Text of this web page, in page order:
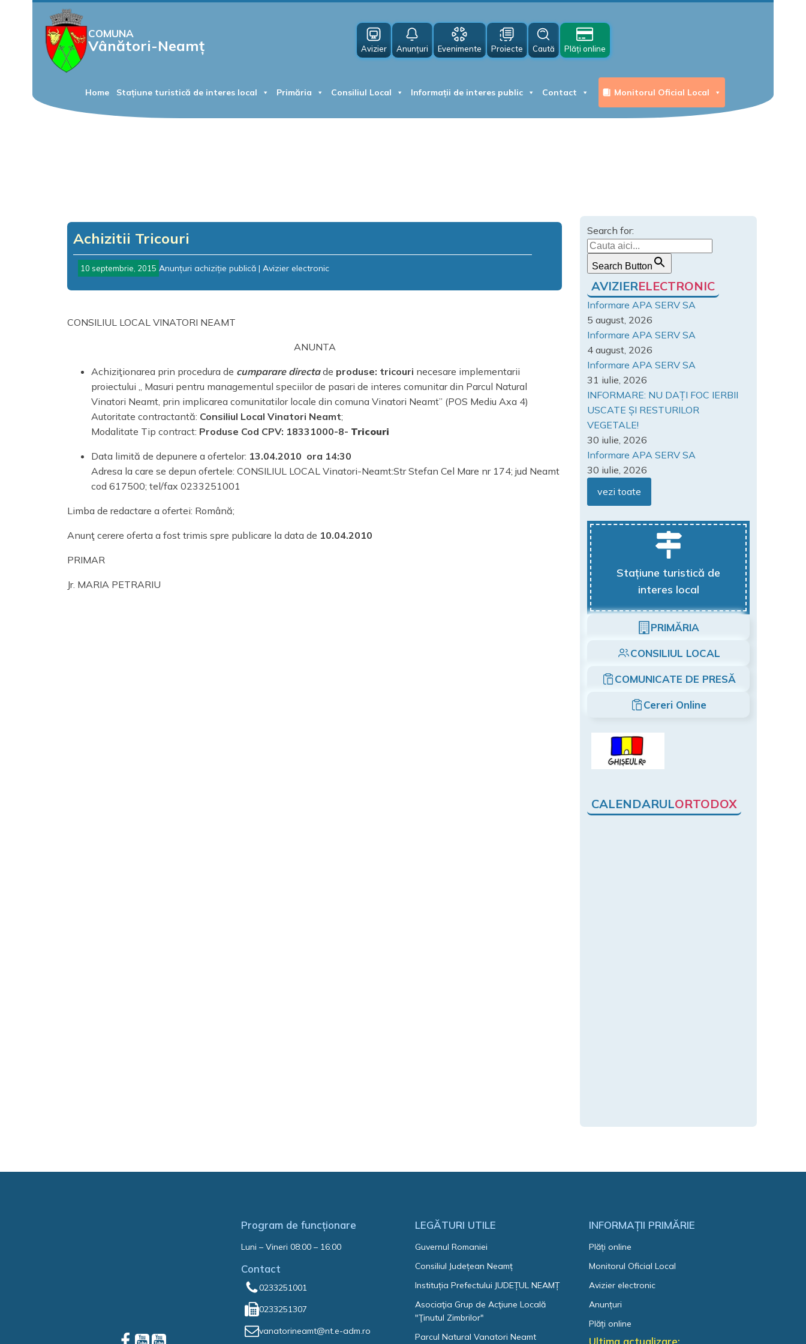
COMUNA
Vânători-Neamț Avizier Anunțuri Evenimente Proiecte Caută Plăți online
Home Stațiune turistică de interes local Primăria Consiliul Local Informații de interes public Contact Monitorul Oficial Local
Achizitii Tricouri
10 septembrie, 2015 Anunțuri achiziție publică | Avizier electronic
CONSILIUL LOCAL VINATORI NEAMT
ANUNTA
Achiziţionarea prin procedura de cumparare directade produse: tricouri necesare implementarii
proiectului „ Masuri pentru managementul speciilor de pasari de interes comunitar din Parcul Natural
Vinatori Neamt, prin implicarea comunitatilor locale din comuna Vinatori Neamt” (POS Mediu Axa 4)
Autoritate contractantă: Consiliul Local Vinatori Neamt;
Modalitate Tip contract: Produse Cod CPV: 18331000-8- Tricouri
Data limită de depunere a ofertelor: 13.04.2010 ora 14:30
Adresa la care se depun ofertele: CONSILIUL LOCAL Vinatori-Neamt:Str Stefan Cel Mare nr 174; jud Neamt
cod 617500; tel/fax 0233251001
Limba de redactare a ofertei: Română;
Anunţ cerere oferta a fost trimis spre publicare la data de 10.04.2010
PRIMAR
Jr. MARIA PETRARIU
Search for:
Search Button
AVIZIERELECTRONIC
Informare APA SERV SA
5 august, 2026
Informare APA SERV SA
4 august, 2026
Informare APA SERV SA
31 iulie, 2026
INFORMARE: NU DAȚI FOC IERBII
USCATE ȘI RESTURILOR
VEGETALE!
30 iulie, 2026
Informare APA SERV SA
30 iulie, 2026
vezi toate
Stațiune turistică de
interes local
PRIMĂRIA
CONSILIUL LOCAL
COMUNICATE DE PRESĂ
Cereri Online
CALENDARULORTODOX
Program de funcționare
Luni – Vineri 08:00 – 16:00
Contact
0233251001
0233251307
vanatorineamt@nt.e-adm.ro
LEGĂTURI UTILE
Guvernul Romaniei
Consiliul Județean Neamț
Instituția Prefectului JUDEȚUL NEAMȚ
Asociaţia Grup de Acţiune Locală
"Ţinutul Zimbrilor"
Parcul Natural Vanatori Neamt
INFORMAȚII PRIMĂRIE
Plăți online
Monitorul Oficial Local
Avizier electronic
Anunțuri
Plăți online
Ultima actualizare: